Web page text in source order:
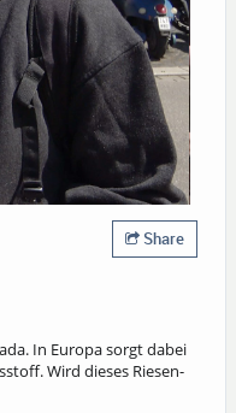
Share
In Europa sorgt dabei
Wird dieses Riesen-